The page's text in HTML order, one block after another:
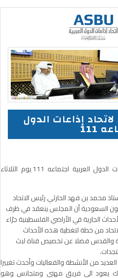
إذاعات الدول
عقد المجلس التنفيذي لاتحاد إذاعات الدول العربية اجتماعه 111 يوم الثلاثاء
محمد بن فهد الحارثي رئيس الاتحاد
السعودية أن المجلس ينعقد في ظرف
الجارية في الأراضي الفلسطينية جرّاء
من خطة لتغطية هذه الأحداث
والقدس فضلا عن تخصيص قناة لبث
العديد من الأنشطة والفعاليات وأحدث تغييرا
يعود الى فريق مهني ومتجانس وهو